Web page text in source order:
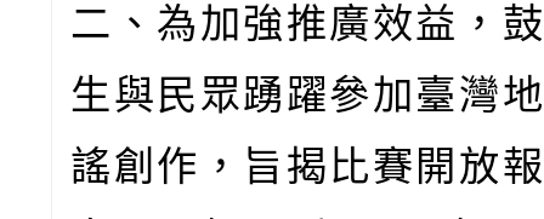
二、 為加強推廣效益，
生與民眾踴躍參加臺灣
謠創作，旨揭比賽開放